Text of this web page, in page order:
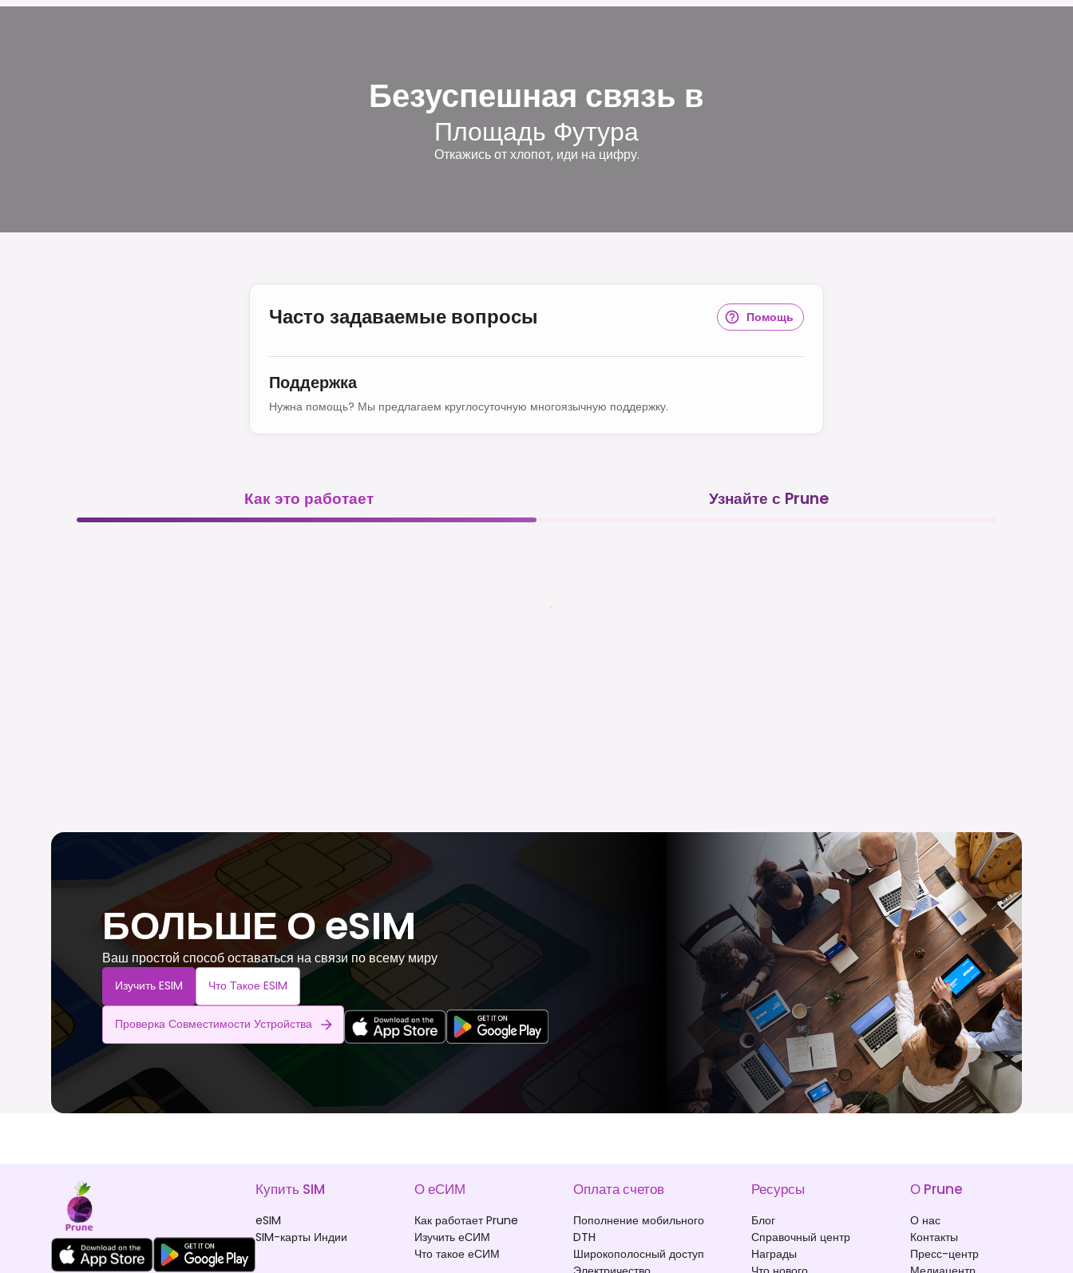
Безуспешная связь в
Площадь Футура
Откажись от хлопот, иди на цифру.
Часто задаваемые вопросы Помощь
Поддержка
Нужна помощь? Мы предлагаем круглосуточную многоязычную поддержку.
Как это работает Узнайте с Prune
БОЛЬШЕ О eSIM
Ваш простой способ оставаться на связи по всему миру
Изучить ESIM Что Такое ESIM
Проверка Совместимости Устройства
Купить SIM
eSIM
SIM-карты Индии
О еСИМ
Как работает Prune
Изучить еСИМ
Что такое еСИМ
Оплата счетов
Пополнение мобильного
DTH
Широкополосный доступ
Ресурсы
Блог
Справочный центр
Награды
О Prune
О нас
Контакты
Пресс-центр